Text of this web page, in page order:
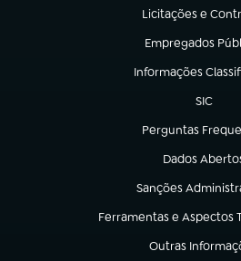
Licitações e
(abre em nova
Empregados
(abre em nova
Informações
(abre em nova aba)
SIC
(abre
Perguntas
(abre em nova
Dados
(abre em nova
Sanções
(abre em nova aba)
Ferramentas e Aspectos
(abre em nova aba)
Outras
(abre em nova